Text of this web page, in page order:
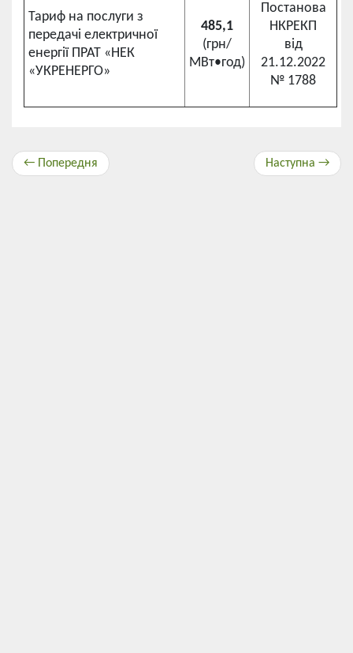
Тариф на послуги з
передачі електричної
енергії ПРАТ «НЕК
«УКРЕНЕРГО»
485,1
(грн/
МВт•год)
Постанова
НКРЕКП
від
21.12.2022
№ 1788
← Попередня Наступна →